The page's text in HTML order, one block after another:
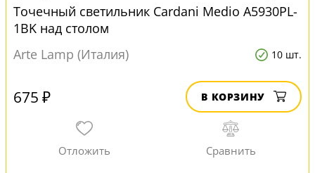
Точечный светильник Cardani Medio A5930PL-
1BK над столом
Arte Lamp (Италия)
10 шт.
675 ₽ В КОРЗИНУ